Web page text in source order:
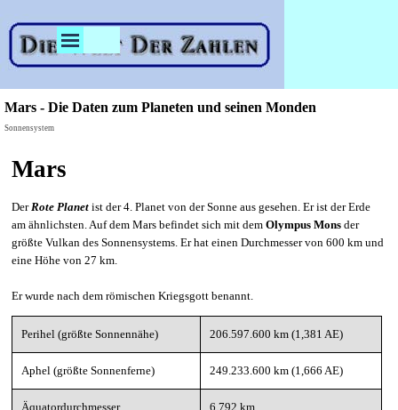
Menü überspringen
Mars - Die Daten zum Planeten und seinen Monden
Sonnensystem
Mars
DerRote Planet ist der 4. Planet von der Sonne aus gesehen. Er ist der Erde
am ähnlichsten. Auf dem Mars befindet sich mit dem Olympus Mons der
größte Vulkan des Sonnensystems. Er hat einen Durchmesser von 600 km und
eine Höhe von 27 km.
Er wurde nach dem römischen Kriegsgott benannt.
Perihel (größte Sonnennähe) 206.597.600 km (1,381 AE)
Aphel (größte Sonnenferne) 249.233.600 km (1,666 AE)
Äquatordurchmesser 6.792 km